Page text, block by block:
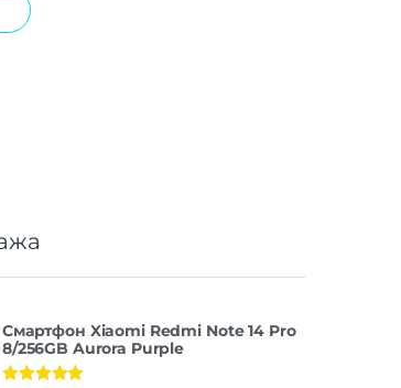
Смартфон Xiaomi Redmi Note 14 Pro
8/256GB Aurora Purple